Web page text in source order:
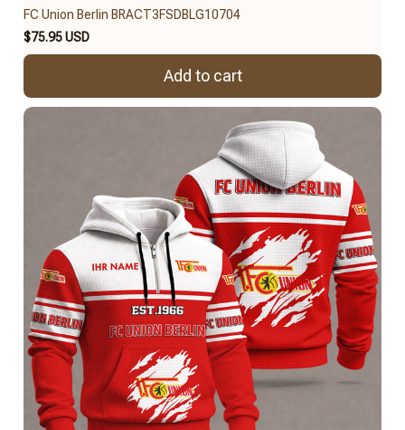
FC Union Berlin BRACT3FSDBLG10704
$75.95 USD
Add to cart